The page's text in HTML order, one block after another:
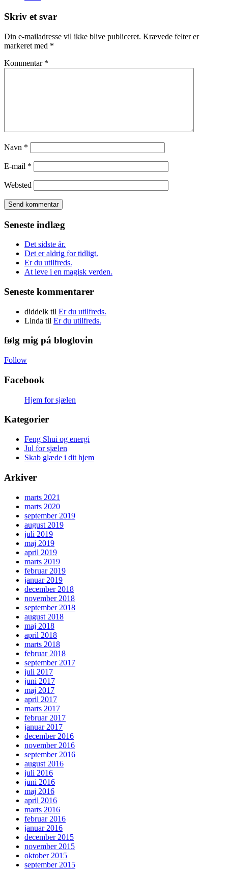
Skriv et svar
Din e-mailadresse vil ikke blive publiceret. Krævede felter er
markeret med *
Kommentar *
Navn *
E-mail *
Websted
Seneste indlæg
Det sidste år.
Det er aldrig for tidligt.
Er du utilfreds.
At leve i en magisk verden.
Seneste kommentarer
diddelk til Er du utilfreds.
Linda til Er du utilfreds.
følg mig på bloglovin
Follow
Facebook
Hjem for sjælen
Kategorier
Feng Shui og energi
Jul for sjælen
Skab glæde i dit hjem
Arkiver
marts 2021
marts 2020
september 2019
august 2019
juli 2019
maj 2019
april 2019
marts 2019
februar 2019
januar 2019
december 2018
november 2018
september 2018
august 2018
maj 2018
april 2018
marts 2018
februar 2018
september 2017
juli 2017
juni 2017
maj 2017
april 2017
marts 2017
februar 2017
januar 2017
december 2016
november 2016
september 2016
august 2016
juli 2016
juni 2016
maj 2016
april 2016
marts 2016
februar 2016
januar 2016
december 2015
november 2015
oktober 2015
september 2015